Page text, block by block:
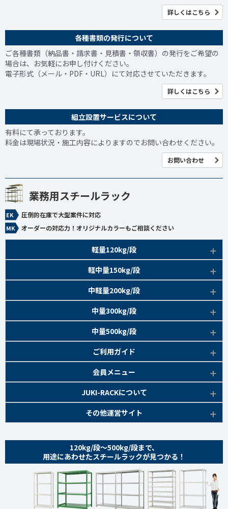
詳しくはこちら
各種書類の発行について
ご各種書類（納品書・請求書・見積書・領収書）の発行をご希望の
場合は、お気軽にお申し付けください。
電子形式（メール・PDF・URL）にて対応させていただきます。
詳しくはこちら
組立設置サービスについて
有料にて承っております。
料金は現場状況・施工内容によりますのでお問い合わせください。
お問い合わせ
業務用スチールラック
圧倒的在庫で大型案件に対応
オーダーの対応力！オリジナルカラーもご相談ください
軽量120kg/段
アイボリー、グレー
EK120kg/段アングルボルト 特長
EK120kg/段アングルセミボルト 特長
新セミボルト 特長
組み立て方
オプション部材
追加棚板セット
スチールパネル
スチールパネル 組み立て方
耐震用金具・その他
軽中量150kg/段
軽中量150kg/段 商品一覧
部材仕様図
金網 ※準備中
スチールパネル ※準備中
耐震用金具・その他
coming soon
中軽量200kg/段
EK200kg/段 商品一覧
部材仕様図
スチールパネル
耐震用金具・その他
ベースキャスター
中量300kg/段
アイボリー・グリーン
EK300kg/段 商品一覧
部材仕様図
金網
スチールパネル
耐震用金具・その他
中量500kg/段
アイボリー・グリーン
EK500kg/段 商品一覧
部材仕様図
オプション部材
追加棚板セット
スチールパネル
ご利用ガイド
検索システムの使い方
ご利用ガイド
各種書類発行
会員メニュー
お気に入り一覧
マイページ
JUKI-RACKについて
サイトマップ
お問い合わせ
プライバシーポリシー
特定商取引法に基づく表記
その他運営サイト
120kg/段～500kg/段まで、
用途にあわせたスチールラックが見つかる！